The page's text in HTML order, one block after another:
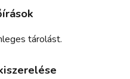
tárolást.